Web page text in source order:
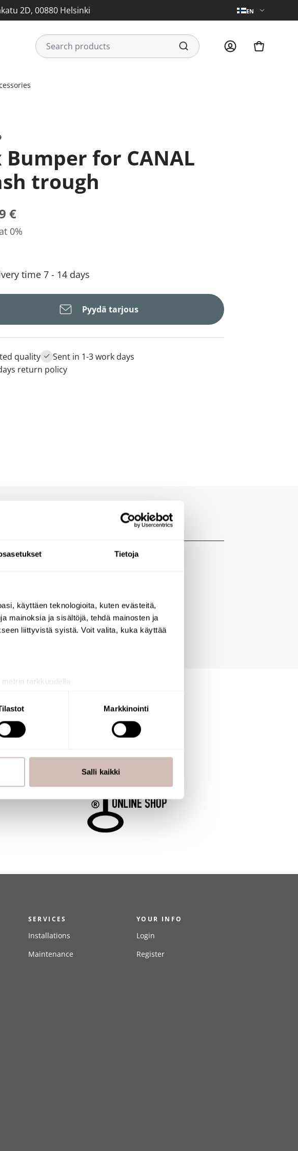
Tietoja
käyttäen teknologioita, kuten evästeitä,
mainoksia ja sisältöjä, tehdä mainosten ja
liittyvistä syistä. Voit valita, kuka käyttää
tarkkuudella
. Voit muuttaa
ja analytiikka-alan
yhdistää näitä tietoja muihin tietoihin, joita
Markkinointi
Salli kaikki
2D, 00880 Helsinki EN
trough
€
0%
time 7 - 14 days
Pyydä tarjous
quality
Sent in 1-3 work days
return policy
SERVICES
Installations
Maintenance
YOUR INFO
Login
Register